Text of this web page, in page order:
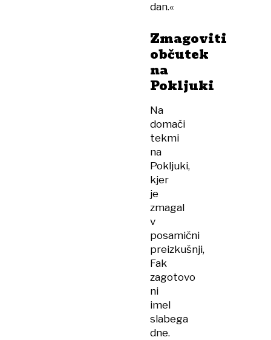
dan.«
Zmagoviti
občutek
na
Pokljuki
Na
domači
tekmi
na
Pokljuki,
kjer
je
zmagal
v
posamični
preizkušnji,
Fak
zagotovo
ni
imel
slabega
dne.